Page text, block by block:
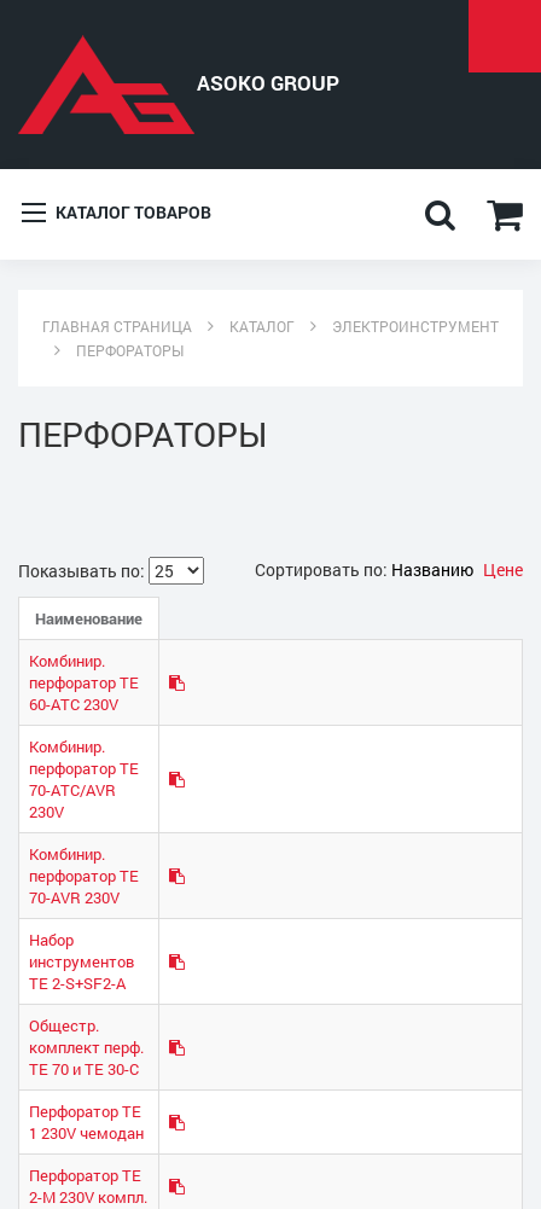
КАТАЛОГ ТОВАРОВ
ГЛАВНАЯ СТРАНИЦА КАТАЛОГ
ЭЛЕКТРОИНСТРУМЕНТ
ПЕРФОРАТОРЫ
ПЕРФОРАТОРЫ
Показывать по: Сортировать по: Названию Цене
Наименование
Комбинир.
перфоратор TE
60-ATC 230V
Комбинир.
перфоратор TE
70-ATC/AVR
230V
Комбинир.
перфоратор TE
70-AVR 230V
Набор
инструментов
TE 2-S+SF2-A
Общестр.
комплект перф.
TE 70 и TE 30-С
Перфоратор TE
1 230V чемодан
Перфоратор TE
2-M 230V компл.